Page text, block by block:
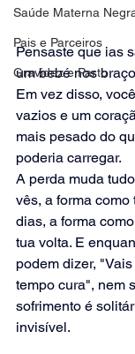
Saúde Materna
Pais e Parceiros
Gravidez e Parto
Pensaste que ias
um bebé nos
Em vez disso,
vazios e um
mais pesado do
poderia carregar.
A perda muda
vês, a forma
dias, a forma
tua volta. E
podem dizer,
tempo cura", nem
sofrimento é
invisível.